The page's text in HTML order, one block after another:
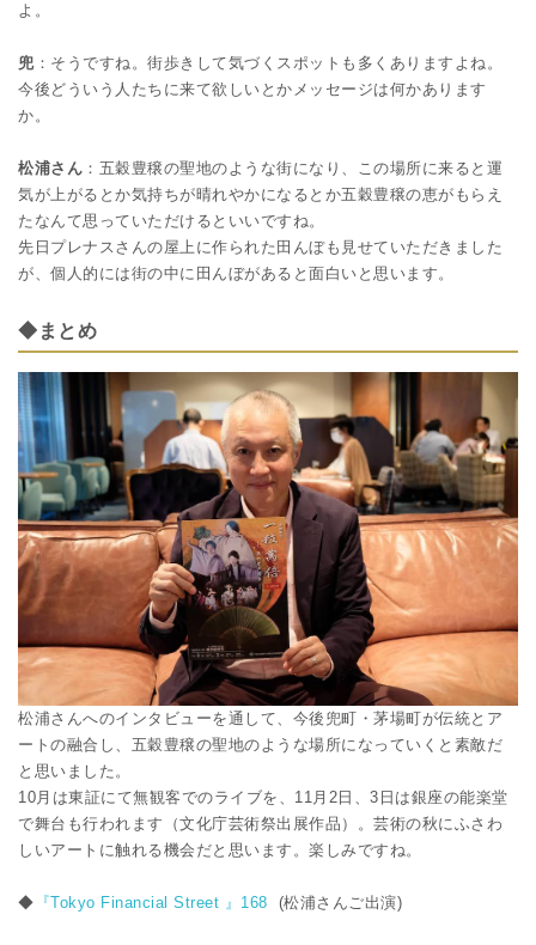
よ。
兜：そうですね。街歩きして気づくスポットも多くありますよね。
今後どういう人たちに来て欲しいとかメッセージは何かあります
か。
松浦さん ：五穀豊穣の聖地のような街になり、この場所に来ると運
気が上がるとか気持ちが晴れやかになるとか五穀豊穣の恵がもらえ
たなんて思っていただけるといいですね。
先日プレナスさんの屋上に作られた田んぼも見せていただきました
が、個人的には街の中に田んぼがあると面白いと思います。
◆まとめ
松浦さんへのインタビューを通して、今後兜町・茅場町が伝統とア
ートの融合し、五穀豊穣の聖地のような場所になっていくと素敵だ
と思いました。
10月は東証にて無観客でのライブを、11月2日、3日は銀座の能楽堂
で舞台も行われます（文化庁芸術祭出展作品）。芸術の秋にふさわ
しいアートに触れる機会だと思います。楽しみですね。
◆ 『Tokyo Financial Street 』168 (松浦さんご出演)